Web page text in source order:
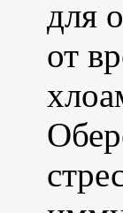
для
от